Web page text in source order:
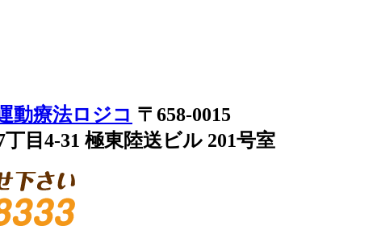
〒658-0015
目4-31 極東陸送ビル 201号室